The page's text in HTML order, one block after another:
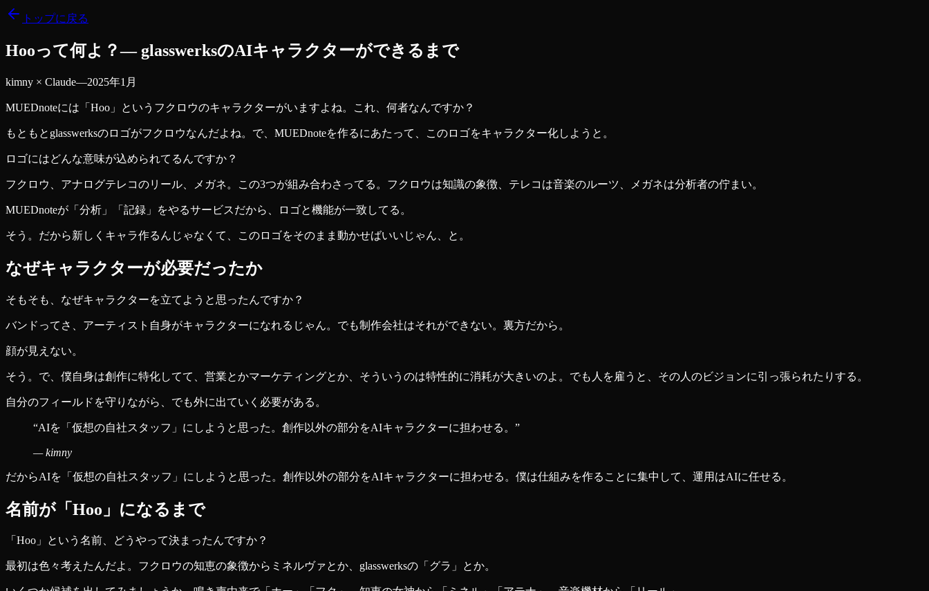
トップに戻る
Hooって何よ？― glasswerksのAIキャラクターができるまで
kimny × Claude—2025年1月
MUEDnoteには「Hoo」というフクロウのキャラクターがいますよね。これ、何者なんですか？
もともとglasswerksのロゴがフクロウなんだよね。で、MUEDnoteを作るにあたって、このロゴをキャラクター化しようと。
ロゴにはどんな意味が込められてるんですか？
フクロウ、アナログテレコのリール、メガネ。この3つが組み合わさってる。フクロウは知識の象徴、テレコは音楽のルーツ、メガネは分析者の佇まい。
MUEDnoteが「分析」「記録」をやるサービスだから、ロゴと機能が一致してる。
そう。だから新しくキャラ作るんじゃなくて、このロゴをそのまま動かせばいいじゃん、と。
なぜキャラクターが必要だったか
そもそも、なぜキャラクターを立てようと思ったんですか？
バンドってさ、アーティスト自身がキャラクターになれるじゃん。でも制作会社はそれができない。裏方だから。
顔が見えない。
そう。で、僕自身は創作に特化してて、営業とかマーケティングとか、そういうのは特性的に消耗が大きいのよ。でも人を雇うと、その人のビジョンに引っ張られたりする。
自分のフィールドを守りながら、でも外に出ていく必要がある。
“AIを「仮想の自社スタッフ」にしようと思った。創作以外の部分をAIキャラクターに担わせる。 ”
—kimny
だからAIを「仮想の自社スタッフ」にしようと思った。創作以外の部分をAIキャラクターに担わせる。僕は仕組みを作ることに集中して、運用はAIに任せる。
名前が「Hoo」になるまで
「Hoo」という名前、どうやって決まったんですか？
最初は色々考えたんだよ。フクロウの知恵の象徴からミネルヴァとか、glasswerksの「グラ」とか。